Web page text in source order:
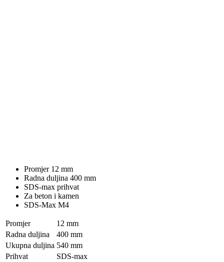
Promjer 12 mm
Radna duljina 400 mm
SDS-max prihvat
Za beton i kamen
SDS-Max M4
Promjer
12 mm
Radna duljina
400 mm
Ukupna duljina 540 mm
Prihvat
SDS-max